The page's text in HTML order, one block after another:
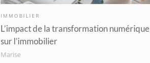
IMMOBILIER
L’impact de la transformation numérique
sur l’immobilier
Marise